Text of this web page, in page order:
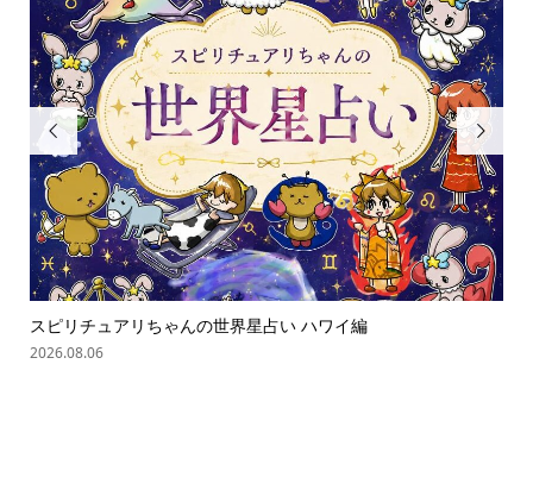

スピリチュアリちゃんの世界星占い ハワイ編
2026.08.06
